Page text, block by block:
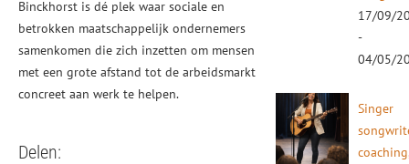
Binckhorst is dé plek waar sociale en
betrokken maatschappelijk ondernemers
samenkomen die zich inzetten om mensen
met een grote afstand tot de arbeidsmarkt
concreet aan werk te helpen.
Delen:
17/09/
-
04/05/
Singer